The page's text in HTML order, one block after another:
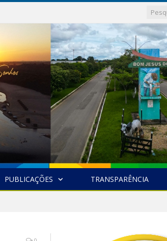
PUBLICAÇÕES TRANSPARÊNCIA